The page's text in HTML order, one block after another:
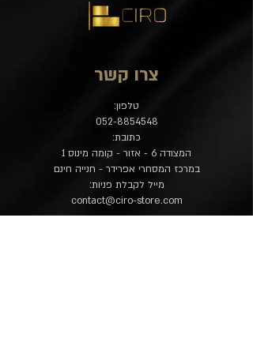
צרו קשר
טלפון:
052-8854548
כתובת:
המצודה 6 - אזור - קומה מינוס 1
במרכז המסחרי אפרידר - חנייה חינם
מייל לקבלת פניות:
contact@ciro-store.com